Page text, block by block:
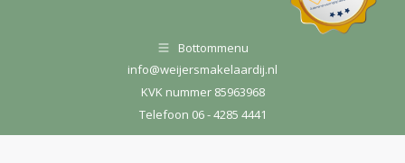
Bottommenu
info@weijersmakelaardij.nl
KVK nummer 85963968
Telefoon 06 - 4285 4441